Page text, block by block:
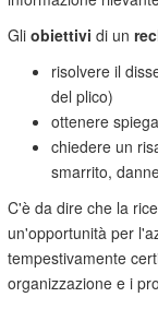
Gliobiettividi un
risolvere il
del plico)
ottenere
chiedere un
smarrito,
C'è da dire che la
un'opportunità per
tempestivamente
organizzazione e i